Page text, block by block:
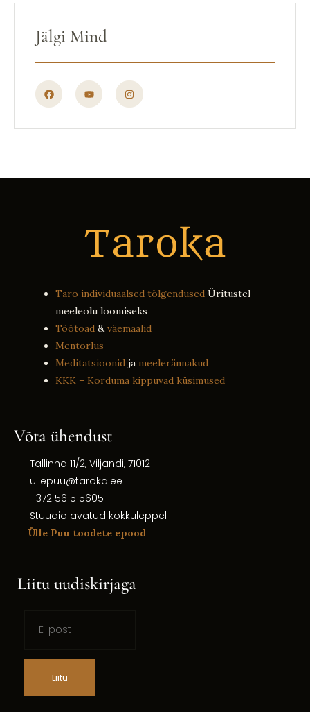
Jälgi Mind
Taro individuaalsed tõlgendused Üritustel
meeleolu loomiseks
Töötoad &väemaalid
Mentorlus
Meditatsioonid ja meelerännakud
KKK – Korduma kippuvad küsimused
Võta ühendust
Tallinna 11/2, Viljandi, 71012
ullepuu@taroka.ee
+372 5615 5605
Stuudio avatud kokkuleppel
Ülle Puu toodete epood
Liitu uudiskirjaga
Liitu